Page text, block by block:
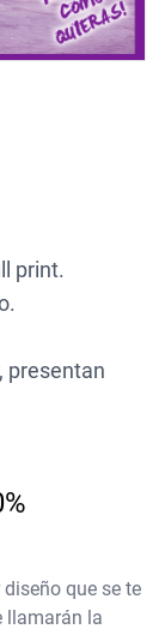
print.
presentan
que se te
llamarán la